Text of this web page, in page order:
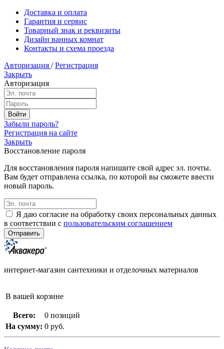
Доставка и оплата
Гарантия и сервис
Товарный знак и реквизиты
Дизайн ванных комнат
Контакты и схема проезда
Авторизация / Регистрация
Закрыть
Авторизация
Забыли пароль?
Регистрация на сайте
Закрыть
Восстановление пароля
Для восстановления пароля напишите свой адрес эл. почты.
Вам будет отправлена ссылка, по которой вы сможете ввести
новый пароль.
Я даю согласие на обработку своих персональных данных
в соответствии с пользовательским соглашением
интернет-магазин сантехники и отделочных материалов
В вашей корзине
Всего:
0 позиций
На сумму: 0 руб.